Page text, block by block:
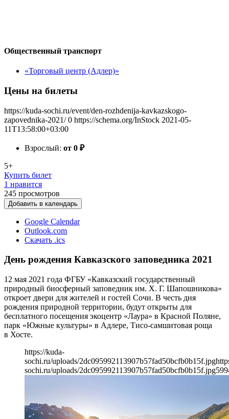
Общественный транспорт
«Торговый центр (Адлер)»
Цены на билеты
https://kuda-sochi.ru/event/den-rozhdenija-kavkazskogo-
zapovednika-2021/ 0 https://schema.org/InStock 2021-05-
11T13:58:00+03:00
Взрослый: от 0 ₽
5+
Купить билет
1 нравится
245 просмотров
Добавить в календарь
Google Calendar
Outlook.com
Скачать .ics
День рождения Кавказского заповедника 2021
12 мая 2021 года ФГБУ «Кавказский государственный
природный биосферный заповедник им. Х. Г. Шапошникова»
откроет двери для жителей и гостей Сочи. В честь дня
рождения природной территории, будут открыты для
бесплатного посещения экоцентр «Лаура» в Красной Поляне,
парк «Южные культуры» в Адлере, Тисо-самшитовая роща
в Хосте.
https://kuda-
sochi.ru/uploads/2dc095992113907b57fad50bcfb0b15f.jpg
sochi.ru/uploads/2dc095992113907b57fad50bcfb0b15f.jpg599